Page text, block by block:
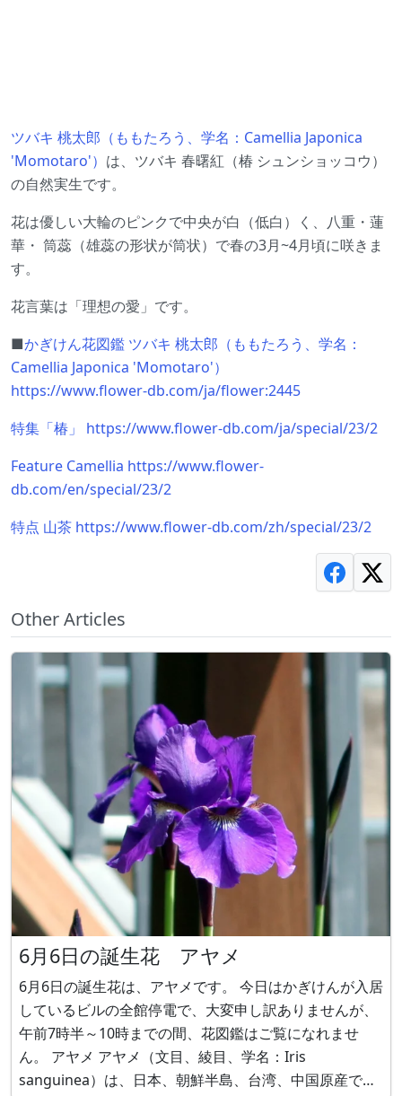
ツバキ 桃太郎（ももたろう、学名：Camellia Japonica
'Momotaro'） は、ツバキ 春曙紅（椿 シュンショッコウ）
の自然実生です。
花は優しい大輪のピンクで中央が白（低白）く、八重・蓮
華・ 筒蕊（雄蕊の形状が筒状）で春の3月~4月頃に咲きま
す。
花言葉は「理想の愛」です。
■かぎけん花図鑑 ツバキ 桃太郎（ももたろう、学名：
Camellia Japonica 'Momotaro'）
https://www.flower-db.com/ja/flower:2445
特集「椿」 https://www.flower-db.com/ja/special/23/2
Feature Camellia https://www.flower-
db.com/en/special/23/2
特点 山茶 https://www.flower-db.com/zh/special/23/2
Other Articles
6月6日の誕生花 アヤメ
6月6日の誕生花は、アヤメです。 今日はかぎけんが入居
しているビルの全館停電で、大変申し訳ありませんが、
午前7時半～10時までの間、花図鑑はご覧になれませ
ん。 アヤメ アヤメ（文目、綾目、学名：Iris
sanguinea）は、日本、朝鮮半島、台湾、中国原産で、